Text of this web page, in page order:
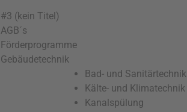
#3 (kein Titel)
AGB´s
Förderprogramme
Gebäudetechnik
Bad- und Sanitärtechnik
Kälte- und Klimatechnik
Kanalspülung